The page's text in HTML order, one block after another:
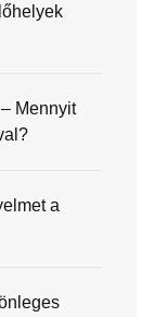
Mennyit
a